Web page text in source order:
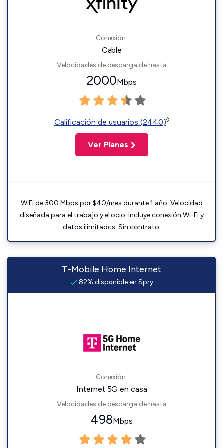
Conexión:
Cable
Velocidades de descarga de hasta
2000Mbps
Calificación de usuarios (2440)◊
Ver Planes
WiFi de 300 Mbps por $40/mes durante 1 año. Velocidad
diseñada para el trabajo y el ocio. Incluye conexión Wi-Fi y
datos ilimitados. Sin contrato.
T-Mobile Home Internet
82% disponible en Spry
Conexión:
Internet 5G en casa
Velocidades de descarga de hasta
498Mbps